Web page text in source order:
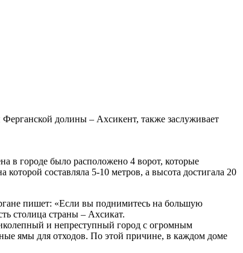
долины – Ахсикент, также заслуживает
в городе было расположено 4 ворот, которые
составляла 5-10 метров, а высота достигала 20
пишет: «Если вы поднимитесь на большую
столица страны – Ахсикат.
и непреступный город с огромным
ямы для отходов. По этой причине, в каждом доме